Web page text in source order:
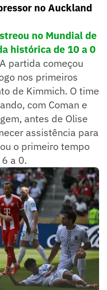
no Auckland
no Mundial de
histórica de 10 a 0
partida começou
nos primeiros
de Kimmich. O time
com Coman e
antes de Olise
assistência para
o primeiro tempo
a 0.